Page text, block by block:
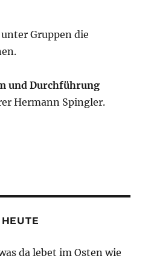
Gruppen die
und Durchführung
Hermann Spingler.
da lebet im Osten wie